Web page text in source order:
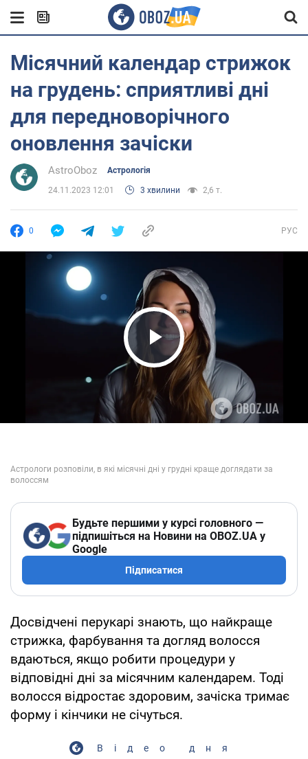
Місячний календар стрижок
на грудень: сприятливі дні
для передноворічного
оновлення зачіски
AstroOboz Астрологія
24.11.2023 12:01 3 хвилини 2,6 т.
0 РУС
Play Video
Будьте першими у курсі головного —
підпишіться на Новини на OBOZ.UA у
Google
Підписатися
Досвідчені перукарі знають, що найкраще
стрижка, фарбування та догляд волосся
вдаються, якщо робити процедури у
відповідні дні за місячним календарем. Тоді
волосся відростає здоровим, зачіска тримає
форму і кінчики не січуться.
Відео дня